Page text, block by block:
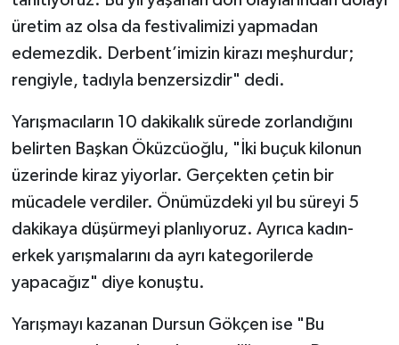
üretim az olsa da festivalimizi yapmadan
edemezdik. Derbent’imizin kirazı meşhurdur;
rengiyle, tadıyla benzersizdir" dedi.
Yarışmacıların 10 dakikalık sürede zorlandığını
belirten Başkan Öküzcüoğlu, "İki buçuk kilonun
üzerinde kiraz yiyorlar. Gerçekten çetin bir
mücadele verdiler. Önümüzdeki yıl bu süreyi 5
dakikaya düşürmeyi planlıyoruz. Ayrıca kadın-
erkek yarışmalarını da ayrı kategorilerde
yapacağız" diye konuştu.
Yarışmayı kazanan Dursun Gökçen ise "Bu